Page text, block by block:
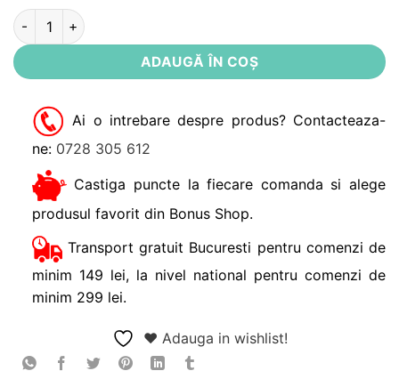
Cantitate Sosete mov antiderapante cu urechiuse Soricel
ADAUGĂ ÎN COȘ
Ai o intrebare despre produs? Contacteaza-
ne: 0728 305 612
Castiga puncte la fiecare comanda si alege
produsul favorit din Bonus Shop.
Transport gratuit Bucuresti pentru comenzi de
minim 149 lei, la nivel national pentru comenzi de
minim 299 lei.
❤ Adauga in wishlist!